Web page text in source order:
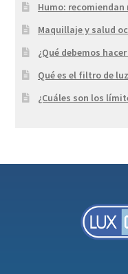
Humo:
Maquillaje y salud
¿Qué debemos
Qué es el filtro de
¿Cuáles son los